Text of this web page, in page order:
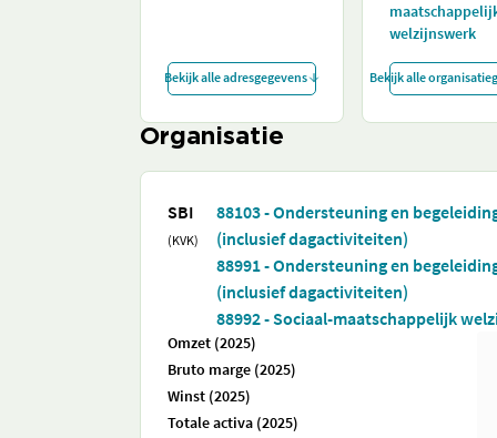
Bekijk alle adresgegevens
welzijnswerk
Bekijk alle
Organisatie
SBI
(KVK)
88103 - Ondersteuning en
(inclusief dagactiviteiten)
88991 - Ondersteuning en
(inclusief dagactiviteiten)
88992 - Sociaal-maatschappelijk
Omzet (2025)
Bruto marge (2025)
Winst (2025)
Totale activa (2025)